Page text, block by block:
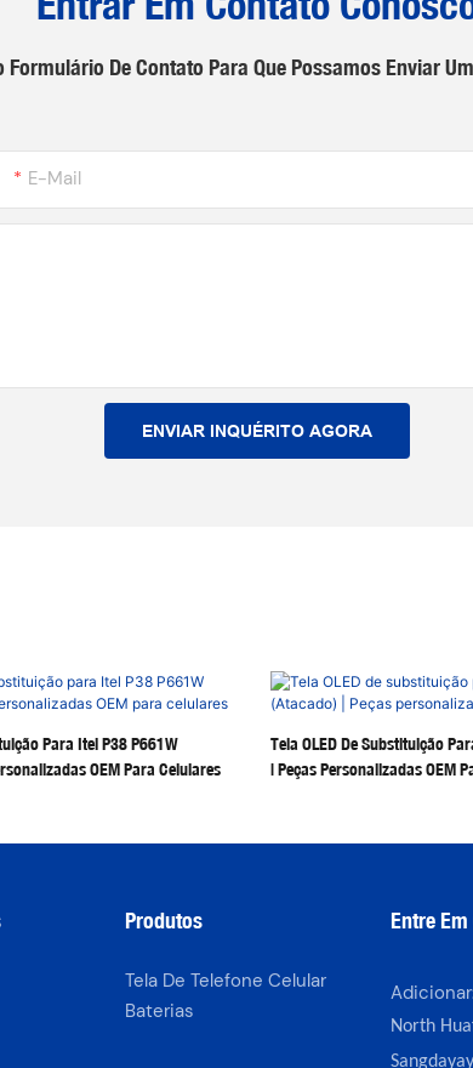
Formulário De Contato Para Que Possamos Enviar
E-Mail
ENVIAR INQUÉRITO AGORA
Para Itel P38 P661W
OEM Para Celulares
Tela OLED De Substituição
| Peças Personalizadas OEM
Produtos
Tela De Telefone Celular
Baterias
Entre
North